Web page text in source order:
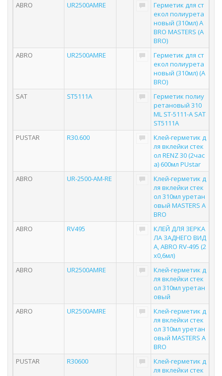
ABRO
UR2500AMRE
Герметик для ст
екол полиурета
новый (310мл) A
BRO MASTERS (A
BRO)
ABRO
UR2500AMRE
Герметик для ст
екол полиурета
новый (310мл) (A
BRO)
SAT
ST5111A
Герметик полиу
ретановый 310
ML ST-5111-A SAT
ST5111A
PUSTAR
R30.600
Клей-герметик д
ля вклейки стек
ол RENZ 30 (2час
а) 600мл PUstar
ABRO
UR-2500-AM-RE
Клей-герметик д
ля вклейки стек
ол 310мл уретан
овый MASTERS A
BRO
ABRO
RV495
КЛЕЙ ДЛЯ ЗЕРКА
ЛА ЗАДНЕГО ВИД
А, ABRO RV-495 (2
х0,6мл)
ABRO
UR2500AMRE
Клей-герметик д
ля вклейки стек
ол 310мл уретан
овый
ABRO
UR2500AMRE
Клей-герметик д
ля вклейки стек
ол 310мл уретан
овый MASTERS A
BRO
PUSTAR
R30600
Клей-герметик д
ля вклейки стек